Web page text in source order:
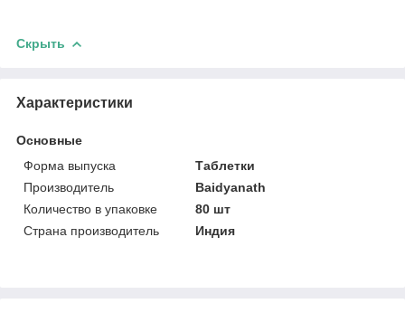
Скрыть
Характеристики
Основные
Форма выпуска
Таблетки
Производитель
Baidyanath
Количество в упаковке
80 шт
Страна производитель
Индия